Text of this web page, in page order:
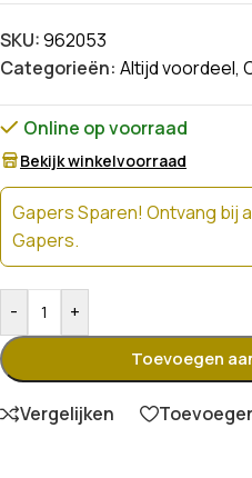
SKU:962053
Categorieën: Altijd voordeel,
Online op voorraad
Bekijk winkelvoorraad
Gapers Sparen! Ontvang bij
Gapers.
- +
Toevoegen
Vergelijken